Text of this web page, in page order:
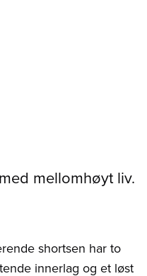
mellomhøyt liv.
shortsen har to
innerlag og et løst